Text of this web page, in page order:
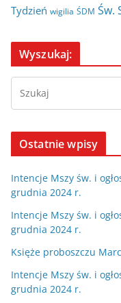
Tydzień wigilia ŚDM Św.
Wyszukaj:
Ostatnie wpisy
Intencje Mszy św. i
grudnia 2024 r.
Intencje Mszy św. i
grudnia 2024 r.
Księże proboszczu
Intencje Mszy św. i
grudnia 2024 r.